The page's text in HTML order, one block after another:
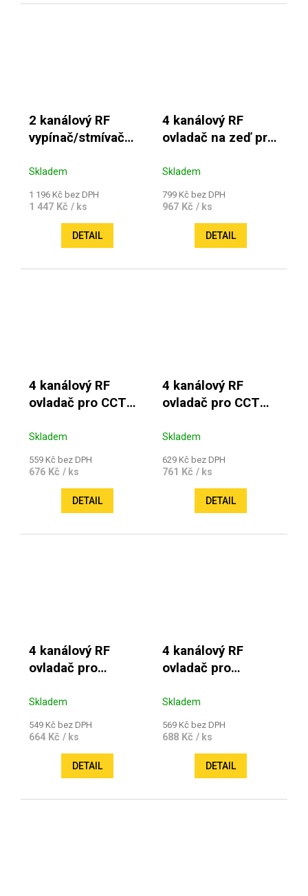
2 kanálový RF
vypínač/stmívač
Skladem
1 196 Kč bez DPH
1 447 Kč / ks
DETAIL
4 kanálový RF
ovladač na zeď pro
Skladem
799 Kč bez DPH
967 Kč / ks
DETAIL
4 kanálový RF
ovladač pro CCT
Skladem
559 Kč bez DPH
676 Kč / ks
DETAIL
4 kanálový RF
ovladač pro CCT
Skladem
629 Kč bez DPH
761 Kč / ks
DETAIL
4 kanálový RF
ovladač pro
pásky
Skladem
549 Kč bez DPH
664 Kč / ks
DETAIL
4 kanálový RF
ovladač pro
Skladem
569 Kč bez DPH
688 Kč / ks
DETAIL